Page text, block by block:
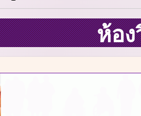
ห้อ